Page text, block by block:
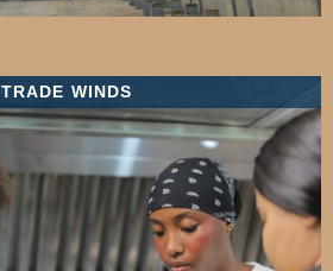
TRADE WINDS